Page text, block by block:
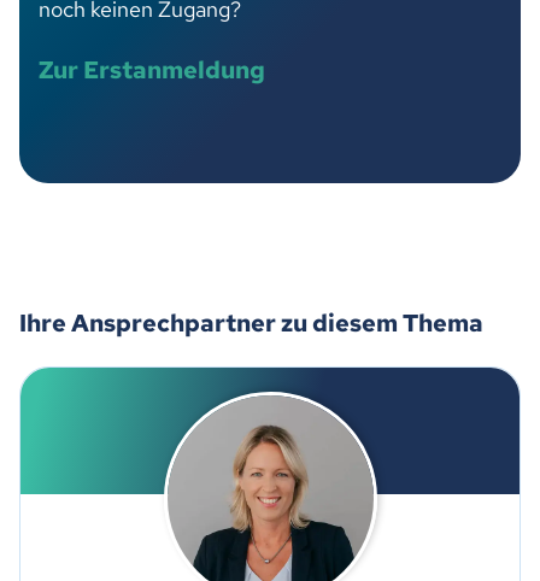
noch keinen Zugang?
Zur Erstanmeldung
Ihre Ansprechpartner zu diesem Thema